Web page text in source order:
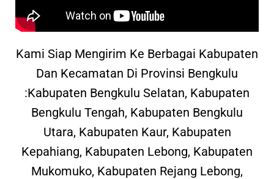
Kami Siap Mengirim Ke Berbagai Kabupaten
Dan Kecamatan Di Provinsi Bengkulu
:Kabupaten Bengkulu Selatan, Kabupaten
Bengkulu Tengah, Kabupaten Bengkulu
Utara, Kabupaten Kaur, Kabupaten
Kepahiang, Kabupaten Lebong, Kabupaten
Mukomuko, Kabupaten Rejang Lebong,